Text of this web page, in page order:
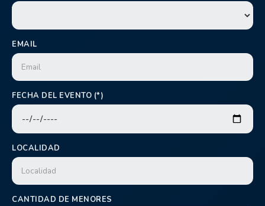
EMAIL
FECHA DEL EVENTO (*)
LOCALIDAD
CANTIDAD DE MENORES